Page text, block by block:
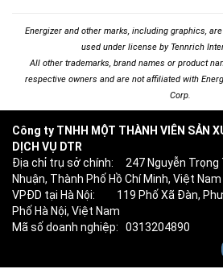
Energizer and other marks, including graphics,
used under license by Tennrich
All other trademarks, brand names or product
respective owners and are not affiliated with
Corp.
Công ty TNHH MỘT THÀNH VIÊN SẢN
DỊCH VỤ DTR
Địa chỉ trụ sở chính: 247 Nguyễn Trọng
Nhuận, Thành Phố Hồ Chí Minh, Việt Nam
VPĐD tại Hà Nội: 119 Phố Xã Đàn,
Phố Hà Nội, Việt Nam
Mã số doanh nghiệp: 0313204890